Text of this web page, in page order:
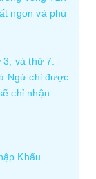
ngon và phù
và thứ 7.
Ngừ chỉ được
chỉ nhận
Khẩu